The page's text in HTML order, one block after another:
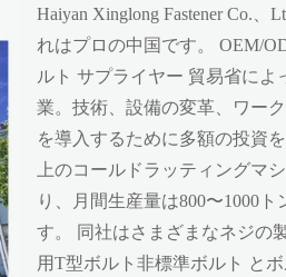
Haiyan Xinglong Fastener Co.
れはプロの中国です。 OEM/
ルト サプライヤー 貿易省によ
業。技術、設備の変革、ワー
を導入するために多額の投資
上のコールドラッティングマ
り、月間生産量は800〜1000
す。 同社はさまざまなネジの
用T型ボルト非標準ボルト と